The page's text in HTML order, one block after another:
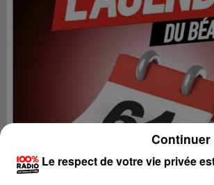
Le respect de votre vie privée